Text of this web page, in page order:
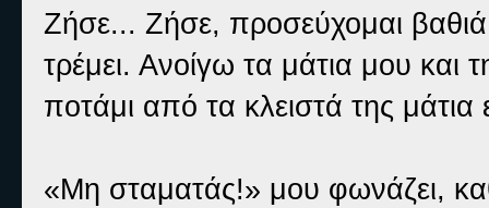
Ζήσε... Ζήσε, προσεύχομαι
τρέμει. Ανοίγω τα μάτια μου και
ποτάμι από τα κλειστά της
«Μη σταματάς!» μου φωνάζει,